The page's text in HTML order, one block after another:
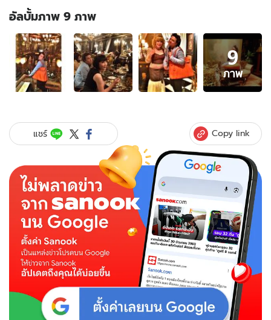
อัลบั้มภาพ 9 ภาพ
อัลบั้ม
ภาพ
ภาพ
ของ
สุด
หรู
สุ
มณี"
ล้าน
9
ภาพ
แชร์ Copy link